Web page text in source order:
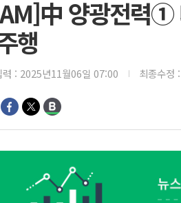
中 양광전력①
행
력 : 2025년11월06일 07:00 최종수정 :